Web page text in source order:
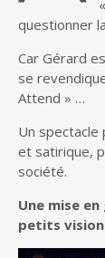
questionner
Car Gérard
se
Attend » …
Un spectacle
et satirique,
société.
Une mise
petits